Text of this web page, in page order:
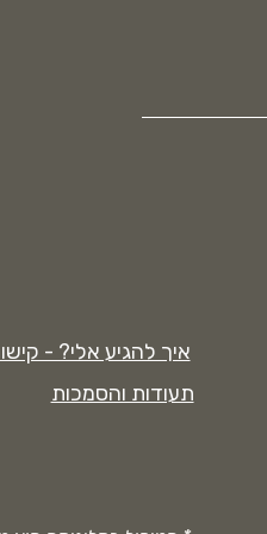
איך להגיע אלי? -
תעודות והסמכות